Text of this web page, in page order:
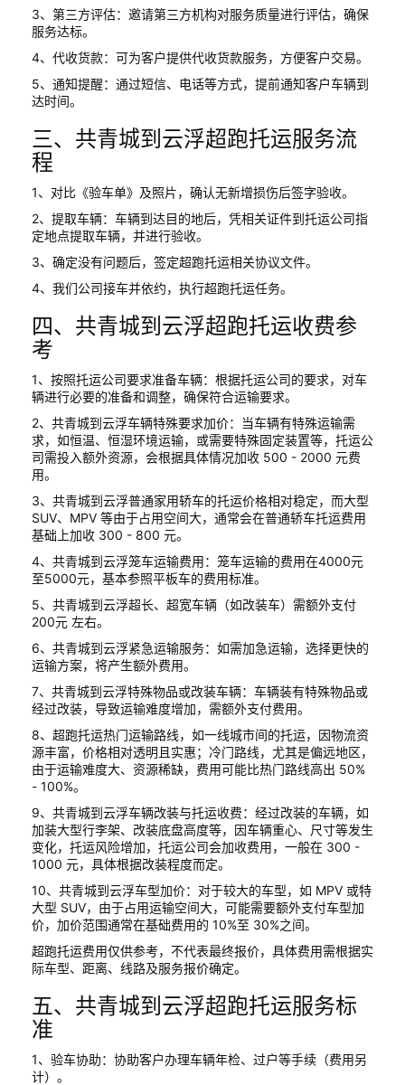
3、第三方评估：邀请第三方机构对服务质量进行评估，确保
服务达标。
4、代收货款：可为客户提供代收货款服务，方便客户交易。
5、通知提醒：通过短信、电话等方式，提前通知客户车辆到
达时间。
三、共青城到云浮超跑托运服务流
程
1、对比《验车单》及照片，确认无新增损伤后签字验收。
2、提取车辆：车辆到达目的地后，凭相关证件到托运公司指
定地点提取车辆，并进行验收。
3、确定没有问题后，签定超跑托运相关协议文件。
4、我们公司接车并依约，执行超跑托运任务。
四、共青城到云浮超跑托运收费参
考
1、按照托运公司要求准备车辆：根据托运公司的要求，对车
辆进行必要的准备和调整，确保符合运输要求。
2、共青城到云浮车辆特殊要求加价：当车辆有特殊运输需
求，如恒温、恒湿环境运输，或需要特殊固定装置等，托运公
司需投入额外资源，会根据具体情况加收 500 - 2000 元费
用。
3、共青城到云浮普通家用轿车的托运价格相对稳定，而大型
SUV、MPV 等由于占用空间大，通常会在普通轿车托运费用
基础上加收 300 - 800 元。
4、共青城到云浮笼车运输费用：笼车运输的费用在4000元
至5000元，基本参照平板车的费用标准。
5、共青城到云浮超长、超宽车辆（如改装车）需额外支付
200元 左右。
6、共青城到云浮紧急运输服务：如需加急运输，选择更快的
运输方案，将产生额外费用。
7、共青城到云浮特殊物品或改装车辆：车辆装有特殊物品或
经过改装，导致运输难度增加，需额外支付费用。
8、超跑托运热门运输路线，如一线城市间的托运，因物流资
源丰富，价格相对透明且实惠；冷门路线，尤其是偏远地区，
由于运输难度大、资源稀缺，费用可能比热门路线高出 50%
- 100%。
9、共青城到云浮车辆改装与托运收费：经过改装的车辆，如
加装大型行李架、改装底盘高度等，因车辆重心、尺寸等发生
变化，托运风险增加，托运公司会加收费用，一般在 300 -
1000 元，具体根据改装程度而定。
10、共青城到云浮车型加价：对于较大的车型，如 MPV 或特
大型 SUV，由于占用运输空间大，可能需要额外支付车型加
价，加价范围通常在基础费用的 10%至 30%之间。
超跑托运费用仅供参考，不代表最终报价，具体费用需根据实
际车型、距离、线路及服务报价确定。
五、共青城到云浮超跑托运服务标
准
1、验车协助：协助客户办理车辆年检、过户等手续（费用另
计）。